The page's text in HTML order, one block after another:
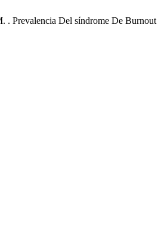
Prevalencia Del síndrome De